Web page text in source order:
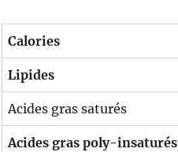
Calories
Lipides
Acides gras saturés
Acides gras poly-insaturés